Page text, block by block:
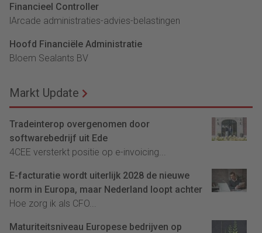
Financieel Controller
lArcade administraties-advies-belastingen
Hoofd Financiële Administratie
Bloem Sealants BV
Markt Update
Tradeinterop overgenomen door
softwarebedrijf uit Ede
4CEE versterkt positie op e-invoicing...
E-facturatie wordt uiterlijk 2028 de nieuwe
norm in Europa, maar Nederland loopt achter
Hoe zorg ik als CFO...
Maturiteitsniveau Europese bedrijven op